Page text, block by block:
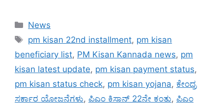
Categories
News
Tags
pm kisan 22nd installment, pm kisan
beneficiary list, PM Kisan Kannada news, pm
kisan latest update, pm kisan payment status,
pm kisan status check, pm kisan yojana, ಕೇಂದ್ರ
ಸರ್ಕಾರ ಯೋಜನೆಗಳು, ಪಿಎಂ ಕಿಸಾನ್ 22ನೇ ಕಂತು, ಪಿಎಂ